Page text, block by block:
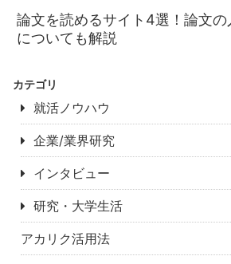
論文を読めるサイト4選！論文
についても解説
カテゴリ
就活ノウハウ
企業/業界研究
インタビュー
研究・大学生活
アカリク活用法